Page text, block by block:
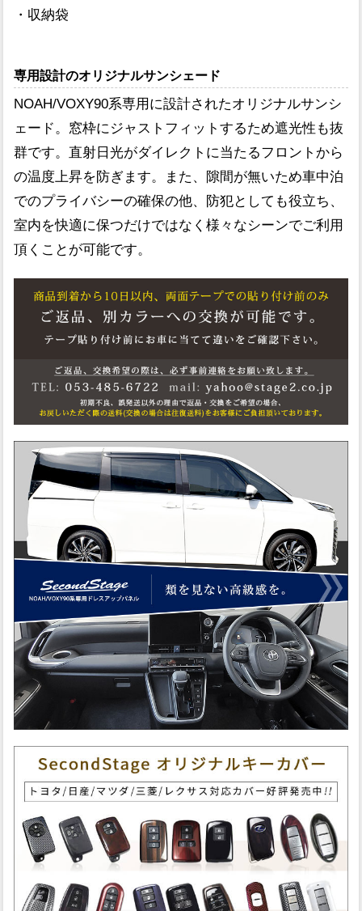
・収納袋
専用設計のオリジナルサンシェード
NOAH/VOXY90系専用に設計されたオリジナルサンシ
ェード。窓枠にジャストフィットするため遮光性も抜
群です。直射日光がダイレクトに当たるフロントから
の温度上昇を防ぎます。また、隙間が無いため車中泊
でのプライバシーの確保の他、防犯としても役立ち、
室内を快適に保つだけではなく様々なシーンでご利用
頂くことが可能です。